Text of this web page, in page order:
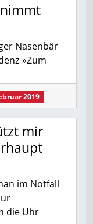
Nasenbär
»Zum
2019
mir
im Notfall
die Uhr